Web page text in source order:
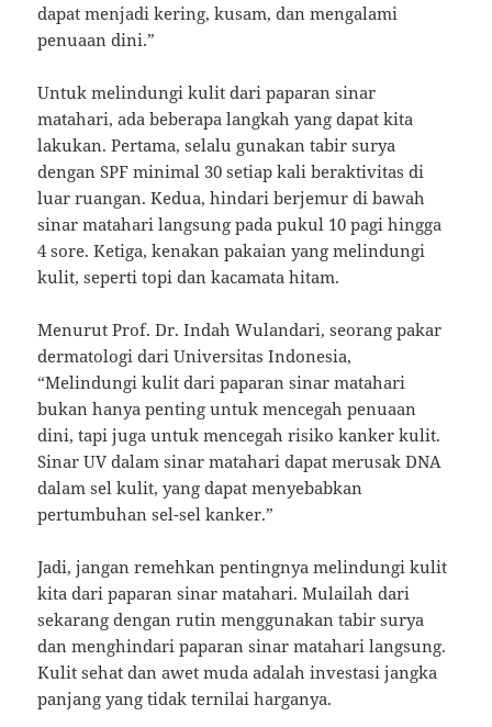
dapat menjadi kering, kusam, dan mengalami
penuaan dini.”
Untuk melindungi kulit dari paparan sinar
matahari, ada beberapa langkah yang dapat kita
lakukan. Pertama, selalu gunakan tabir surya
dengan SPF minimal 30 setiap kali beraktivitas di
luar ruangan. Kedua, hindari berjemur di bawah
sinar matahari langsung pada pukul 10 pagi hingga
4 sore. Ketiga, kenakan pakaian yang melindungi
kulit, seperti topi dan kacamata hitam.
Menurut Prof. Dr. Indah Wulandari, seorang pakar
dermatologi dari Universitas Indonesia,
“Melindungi kulit dari paparan sinar matahari
bukan hanya penting untuk mencegah penuaan
dini, tapi juga untuk mencegah risiko kanker kulit.
Sinar UV dalam sinar matahari dapat merusak DNA
dalam sel kulit, yang dapat menyebabkan
pertumbuhan sel-sel kanker.”
Jadi, jangan remehkan pentingnya melindungi kulit
kita dari paparan sinar matahari. Mulailah dari
sekarang dengan rutin menggunakan tabir surya
dan menghindari paparan sinar matahari langsung.
Kulit sehat dan awet muda adalah investasi jangka
panjang yang tidak ternilai harganya.